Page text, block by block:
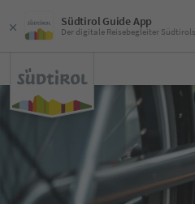
Südtirol Guide App
Der digitale Reisebegleiter Südtirols